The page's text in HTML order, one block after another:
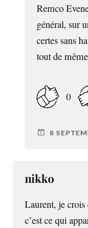
Remco
général, sur
certes sans
tout de
0
8
nikko
Laurent, je crois
c’est ce qui